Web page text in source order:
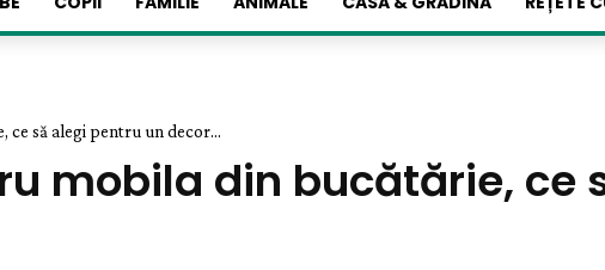
ce să alegi pentru un decor...
mobila din bucătărie, ce